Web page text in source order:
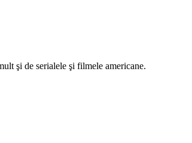
şi de serialele şi filmele americane.